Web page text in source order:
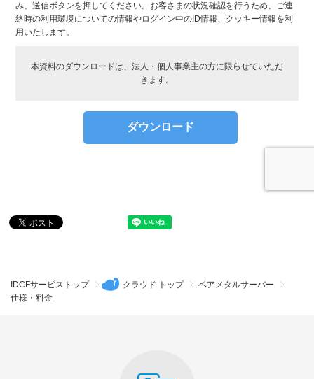
IDCFサービストップ クラウド トップ
ベアメタルサーバー
仕様・料金